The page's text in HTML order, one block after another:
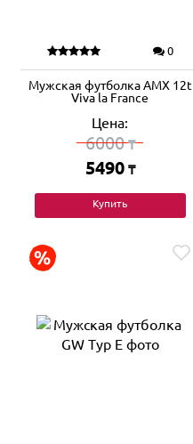
0
Мужская футболка AMX 12t
Viva la France
Цена:
6000₸
5490 ₸
Купить